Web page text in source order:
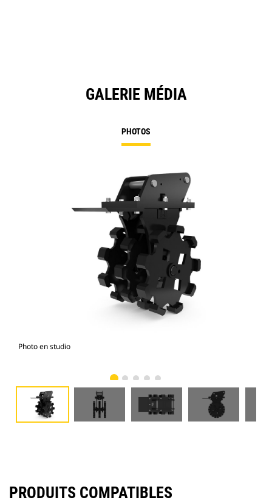
GALERIE MÉDIA
PHOTOS
Photo en studio
PRODUITS COMPATIBLES